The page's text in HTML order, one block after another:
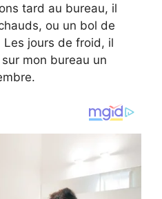
tard au bureau, il
ou un bol de
jours de froid, il
mon bureau un